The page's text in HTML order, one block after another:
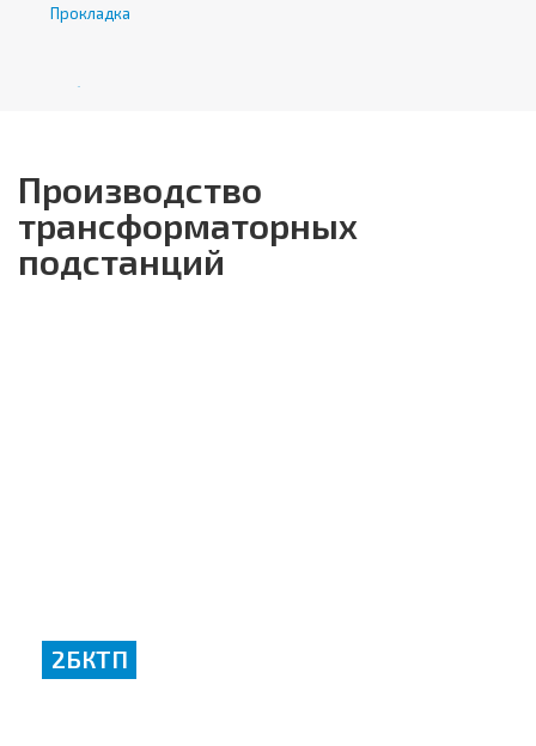
Производство
трансформаторных
подстанций
2БКТП